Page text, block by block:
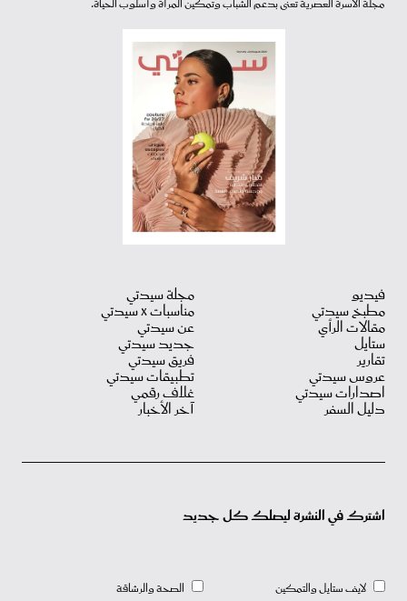
مجلة الأسرة العصرية تعنى بدعم الشباب وتمكين المرأة وأسلوب الحياة.
فيديو
مطبخ سيدتي
مقالات الرأي
ستايل
تقارير
عروس سيدتي
اصدارات سيدتي
دليل السفر
مجلة سيدتي
مناسبات X سيدتي
عن سيدتي
جديد سيدتي
فريق سيدتي
تطبيقات سيدتي
غلاف رقمي
آخر الأخبار
اشترك في النشرة ليصلك كل جديد
لايف ستايل والتمكين الصحة والرشاقة